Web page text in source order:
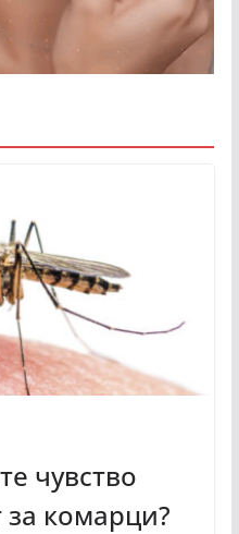
чувство
за комарци?